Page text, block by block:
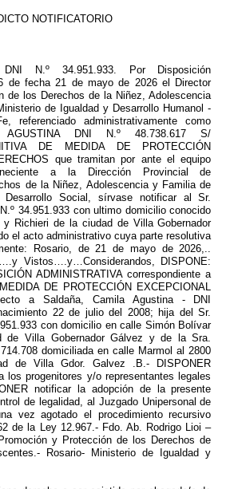
NOTIFICATORIO
N.º 34.951.933. Por Disposición
de fecha 21 de mayo de 2026 el Director
de los Derechos de la Niñez, Adolescencia
de Igualdad y Desarrollo Humanol -
referenciado administrativamente como
AGUSTINA DNI N.º 48.738.617 S/
DE MEDIDA DE PROTECCIÓN
que tramitan por ante el equipo
a la Dirección Provincial de
de la Niñez, Adolescencia y Familia de
Desarrollo Social, sírvase notificar al Sr.
34.951.933 con ultimo domicilio conocido
Richieri de la ciudad de Villa Gobernador
el acto administrativo cuya parte resolutiva
Rosario, de 21 de mayo de 2026,..
Vistos….y…Considerandos, DISPONE:
ADMINISTRATIVA correspondiente a
DE PROTECCIÓN EXCEPCIONAL
a Saldaña, Camila Agustina - DNI
22 de julio del 2008; hija del Sr.
con domicilio en calle Simón Bolívar
de Villa Gobernador Gálvez y de la Sra.
domiciliada en calle Marmol al 2800
de Villa Gdor. Galvez .B.- DISPONER
los progenitores y/o representantes legales
notificar la adopción de la presente
de legalidad, al Juzgado Unipersonal de
vez agotado el procedimiento recursivo
de la Ley 12.967.- Fdo. Ab. Rodrigo Lioi –
y Protección de los Derechos de
Rosario- Ministerio de Igualdad y